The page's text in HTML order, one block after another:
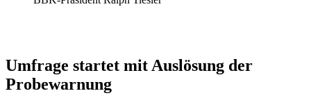
Umfrage startet mit Auslösung der
Probewarnung